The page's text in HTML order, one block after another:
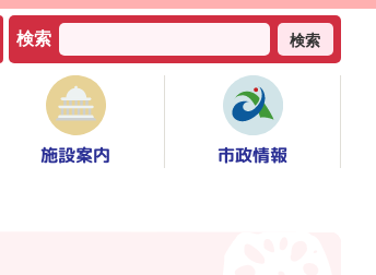
検索 検索
施設案内 市政情報